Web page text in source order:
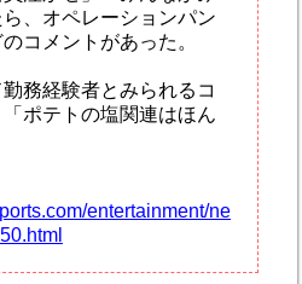
、オペレーションパン
コメントがあった。
務経験者とみられるコ
ポテトの塩関連はほん
entertainment/ne